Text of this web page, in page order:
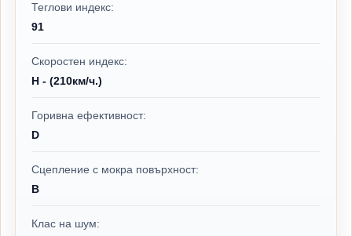
Теглови индекс:
91
Скоростен индекс:
H - (210км/ч.)
Горивна ефективност:
D
Сцепление с мокра повърхност:
B
Клас на шум: